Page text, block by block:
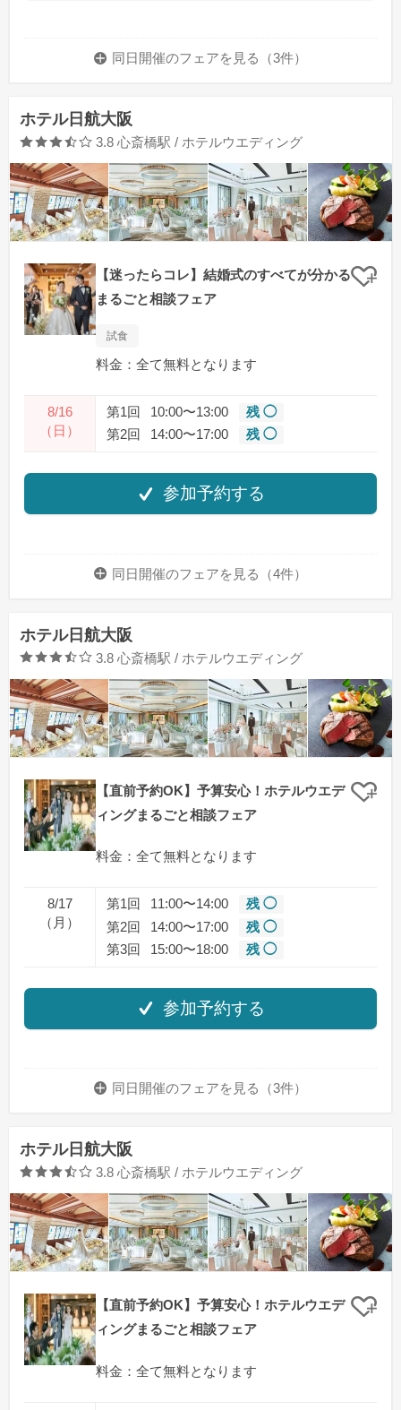
同日開催のフェアを 見る（3件）
ホテル日航大阪
口コミ評価
3.8 心斎橋駅 / ホテルウエディング
【迷ったらコレ】結婚式のすべてが分かる
まるごと相談フェア
クリ
試食
料金：全て無料となります
8/16
（日）
第1回 10:00〜13:00
残 ◯
第2回
14:00〜17:00 残 ◯
参加予約する
同日開催のフェアを 見る（4件）
ホテル日航大阪
口コミ評価
3.8 心斎橋駅 / ホテルウエディング
【直前予約OK】予算安心！ホテルウエデ
ィングまるごと相談フェア
クリ
料金：全て無料となります
8/17
（月）
第1回 11:00〜14:00
残 ◯
第2回
14:00〜17:00
残 ◯
第3回
15:00〜18:00 残 ◯
参加予約する
同日開催のフェアを 見る（3件）
ホテル日航大阪
口コミ評価
3.8 心斎橋駅 / ホテルウエディング
【直前予約OK】予算安心！ホテルウエデ
ィングまるごと相談フェア
クリ
料金：全て無料となります